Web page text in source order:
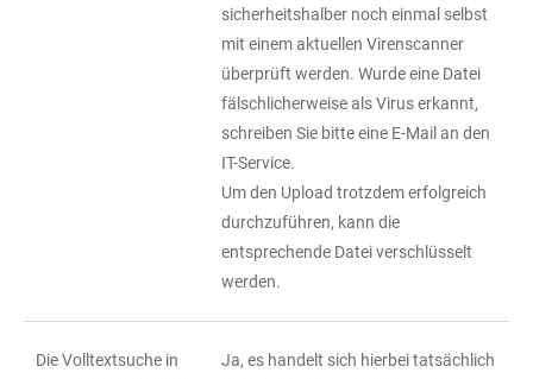
sicherheitshalber noch einmal selbst
mit einem aktuellen Virenscanner
überprüft werden. Wurde eine Datei
fälschlicherweise als Virus erkannt,
schreiben Sie bitte eine E-Mail an den
IT-Service.
Um den Upload trotzdem erfolgreich
durchzuführen, kann die
entsprechende Datei verschlüsselt
werden.
Die Volltextsuche in
Ja, es handelt sich hierbei tatsächlich